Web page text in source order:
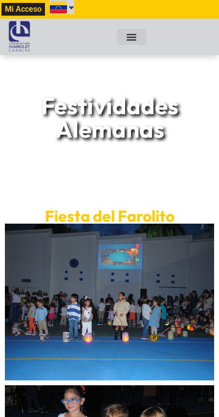
Mi Acceso
Festividades
Alemanas
Fiesta del Farolito